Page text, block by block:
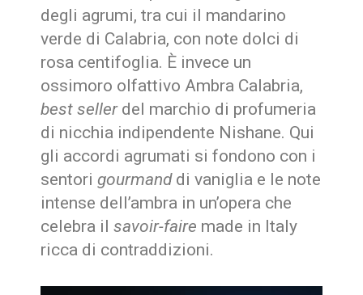
degli agrumi, tra cui il mandarino
verde di Calabria, con note dolci di
rosa centifoglia. È invece un
ossimoro olfattivo Ambra Calabria,
best seller del marchio di profumeria
di nicchia indipendente Nishane. Qui
gli accordi agrumati si fondono con i
sentori gourmanddi vaniglia e le note
intense dell’ambra in un’opera che
celebra ilsavoir-faire made in Italy
ricca di contraddizioni.